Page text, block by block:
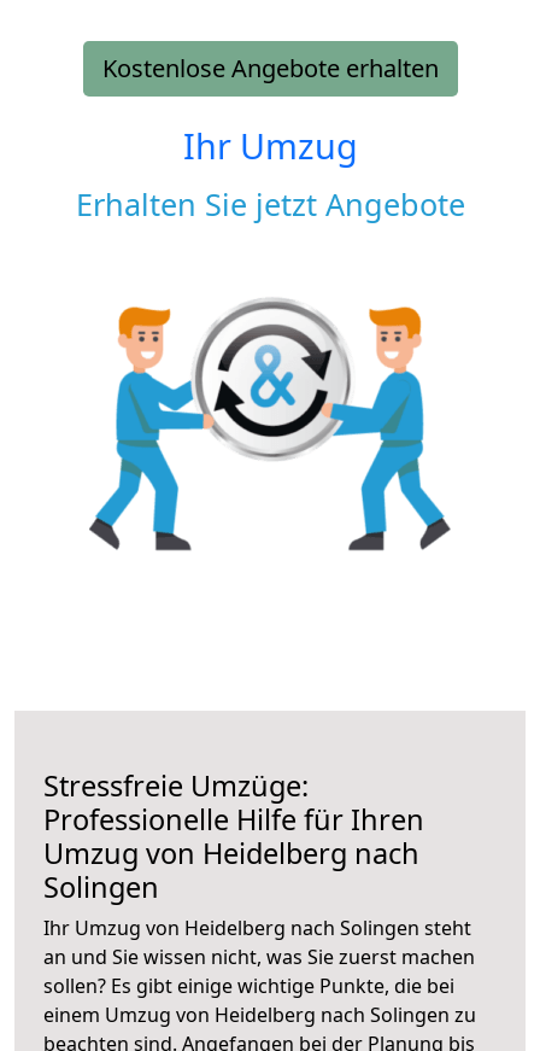
Kostenlose Angebote erhalten
Ihr Umzug
Erhalten Sie jetzt Angebote
Stressfreie Umzüge:
Professionelle Hilfe für Ihren
Umzug von Heidelberg nach
Solingen
Ihr Umzug von Heidelberg nach Solingen steht
an und Sie wissen nicht, was Sie zuerst machen
sollen? Es gibt einige wichtige Punkte, die bei
einem Umzug von Heidelberg nach Solingen zu
beachten sind. Angefangen bei der Planung bis